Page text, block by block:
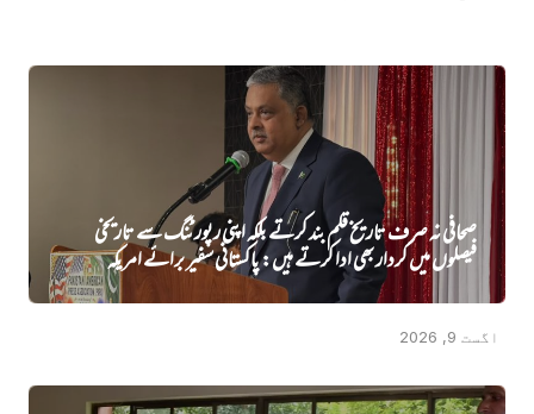
صحافی نہ صرف تاریخ قلم بند کرتے بلکہ اپنی رپورٹنگ سے تاریخی
فیصلوں میں کردار بھی ادا کرتے ہیں: پاکستانی سفیر برائے امریکہ
اگست 9, 2026